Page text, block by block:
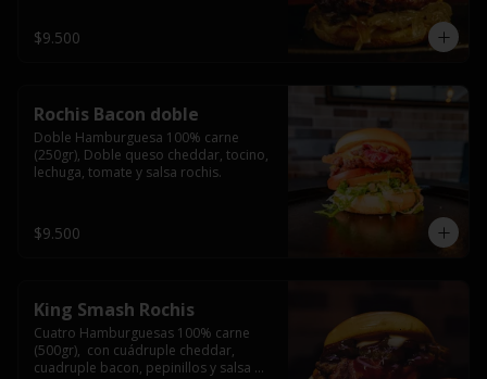
$9.500
Rochis Bacon doble
Doble Hamburguesa 100% carne
(250gr), Doble queso cheddar, tocino,
lechuga, tomate y salsa rochis.
$9.500
King Smash Rochis
Cuatro Hamburguesas 100% carne
(500gr),  con cuádruple cheddar,
cuadruple bacon, pepinillos y salsa